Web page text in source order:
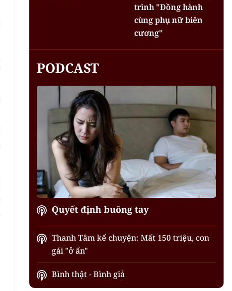
trình "Đồng hành
cùng phụ nữ biên
cương"
PODCAST
Quyết định buông tay
Thanh Tâm kể chuyện: Mất 150 triệu, con
gái "ở ẩn"
Bình thật - Bình giả